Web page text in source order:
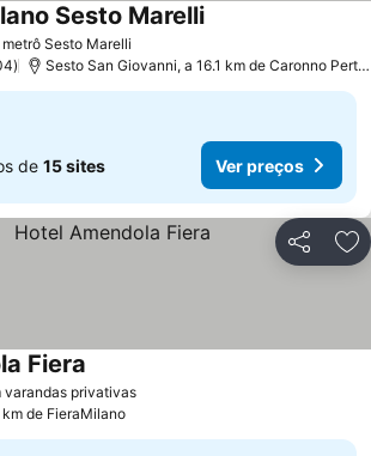
Sesto Marelli
Sesto MarelliVer preços
Sesto San Giovanni, a 16.1 km de Caronno
de 15 sites Ver preços
Partilhar
varandas privativasVer preços
Fiera
km de FieraMilano